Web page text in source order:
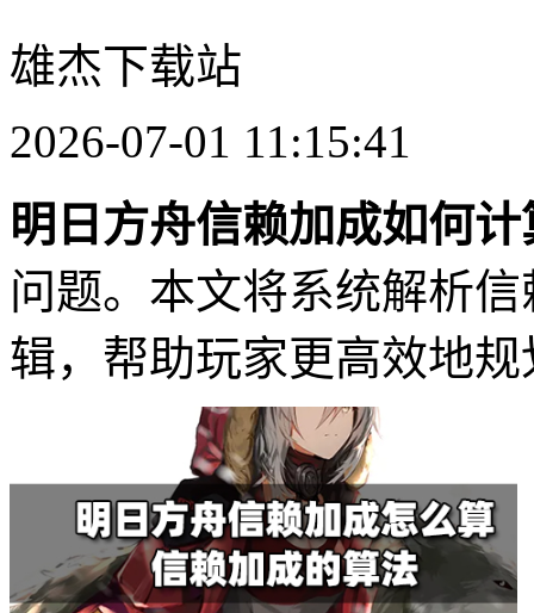
雄杰下载站
2026-07-01 11:15:41
明日方舟信赖加成如何计
问题。本文将系统解析
辑，帮助玩家更高效地